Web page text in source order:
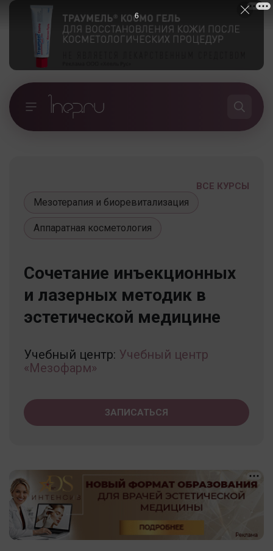
ВСЕ КУРСЫ
Мезотерапия и биоревитализация
Аппаратная косметология
Сочетание инъекционных
и лазерных методик в
эстетической медицине
Учебный центр: Учебный центр
«Мезофарм»
ЗАПИСАТЬСЯ
5